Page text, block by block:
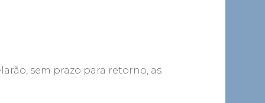
sem prazo para retorno, as